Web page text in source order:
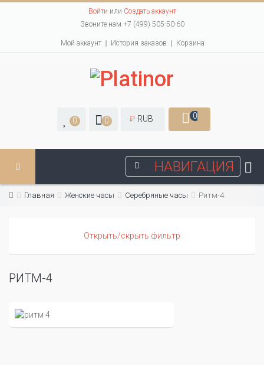
Войти или Создать аккаунт
Звоните нам +7 (499) 505-50-60
Мой аккаунт История заказов Корзина
0 0 ₽ RUB 0
НАВИГАЦИЯ
Главная Женские часы Серебряные часы Ритм-4
Открыть/скрыть фильтр
РИТМ-4